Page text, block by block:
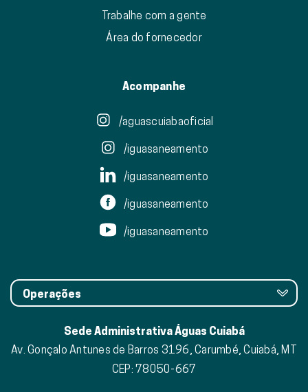
Trabalhe com a gente
Área do fornecedor
Acompanhe
/aguascuiabaoficial
/iguasaneamento
/iguasaneamento
/iguasaneamento
/iguasaneamento
Operações
Sede Administrativa Águas Cuiabá
Av. Gonçalo Antunes de Barros 3196, Carumbé, Cuiabá, MT
CEP: 78050-667